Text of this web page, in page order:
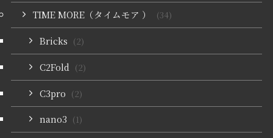
TIME MORE（タイムモア ） (34)
Bricks (2)
C2Fold (2)
C3pro (2)
nano3 (1)